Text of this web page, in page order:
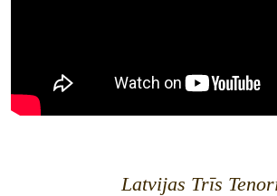
Latvijas Trīs